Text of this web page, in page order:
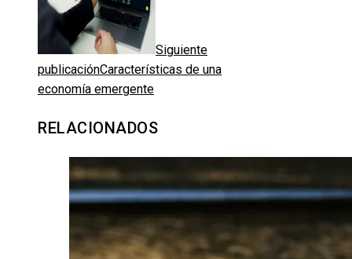
Siguiente
publicaciónCaracterísticas de una
economía emergente
RELACIONADOS